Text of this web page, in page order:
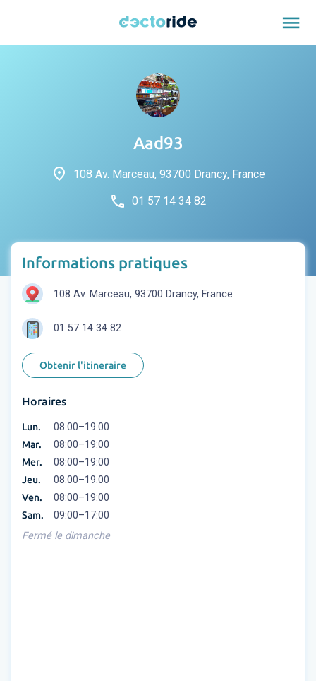
menu
Aad93
place 108 Av. Marceau, 93700 Drancy, France
phone 01 57 14 34 82
Informations pratiques
108 Av. Marceau, 93700 Drancy, France
01 57 14 34 82
Obtenir l'itineraire
Horaires
Lun. 08:00–19:00
Mar. 08:00–19:00
Mer. 08:00–19:00
Jeu. 08:00–19:00
Ven. 08:00–19:00
Sam.
09:00–17:00
Fermé le dimanche